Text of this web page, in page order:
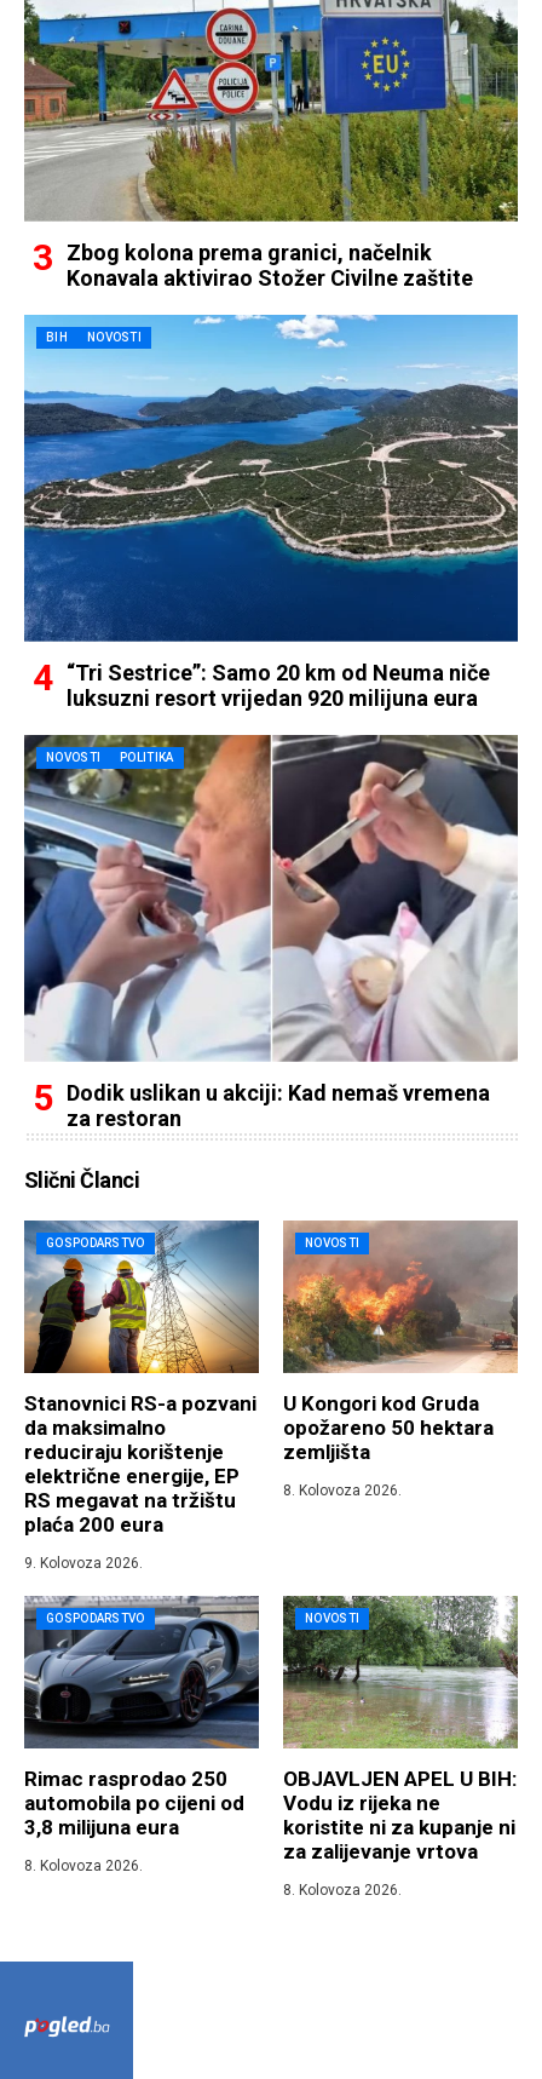
Zbog kolona prema granici, načelnik
Konavala aktivirao Stožer Civilne zaštite
BIH NOVOSTI
“Tri Sestrice”: Samo 20 km od Neuma niče
luksuzni resort vrijedan 920 milijuna eura
NOVOSTI POLITIKA
Dodik uslikan u akciji: Kad nemaš vremena
za restoran
Slični Članci
GOSPODARSTVO
Stanovnici RS-a pozvani
da maksimalno
reduciraju korištenje
električne energije, EP
RS megavat na tržištu
plaća 200 eura
9. Kolovoza 2026.
NOVOSTI
U Kongori kod Gruda
opožareno 50 hektara
zemljišta
8. Kolovoza 2026.
GOSPODARSTVO
Rimac rasprodao 250
automobila po cijeni od
3,8 milijuna eura
8. Kolovoza 2026.
NOVOSTI
OBJAVLJEN APEL U BIH:
Vodu iz rijeka ne
koristite ni za kupanje ni
za zalijevanje vrtova
8. Kolovoza 2026.